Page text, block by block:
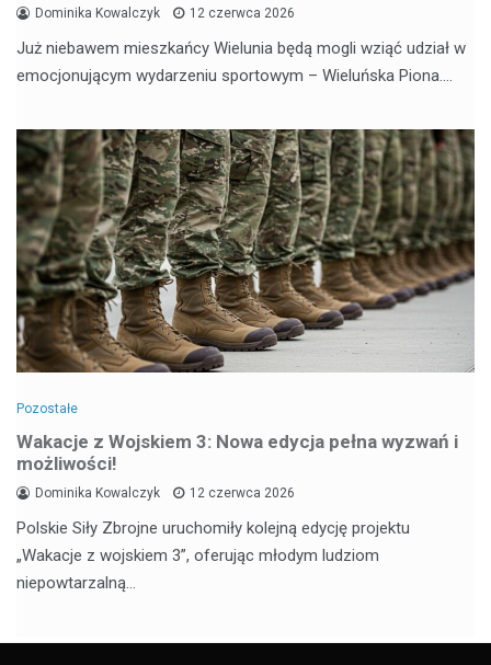
Dominika Kowalczyk 12 czerwca 2026
Już niebawem mieszkańcy Wielunia będą mogli wziąć udział w
emocjonującym wydarzeniu sportowym – Wieluńska Piona.…
Pozostałe
Wakacje z Wojskiem 3: Nowa edycja pełna wyzwań i
możliwości!
Dominika Kowalczyk 12 czerwca 2026
Polskie Siły Zbrojne uruchomiły kolejną edycję projektu
„Wakacje z wojskiem 3”, oferując młodym ludziom
niepowtarzalną…